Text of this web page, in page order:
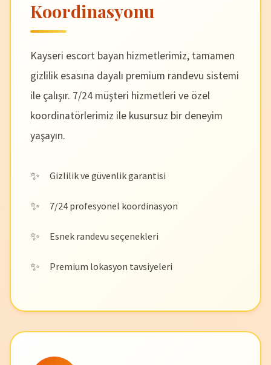
Koordinasyonu
Kayseri escort bayan hizmetlerimiz, tamamen
gizlilik esasına dayalı premium randevu sistemi
ile çalışır. 7/24 müşteri hizmetleri ve özel
koordinatörlerimiz ile kusursuz bir deneyim
yaşayın.
Gizlilik ve güvenlik garantisi
7/24 profesyonel koordinasyon
Esnek randevu seçenekleri
Premium lokasyon tavsiyeleri